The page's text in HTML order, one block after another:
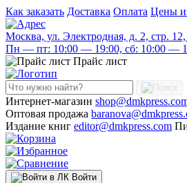
Как заказать Доставка Оплата Цены
Москва, ул. Электродная, д. 2, стр.
Пн — пт: 10:00 — 19:00, сб: 10:00 —
Прайс лист
Интернет-магазин
Оптовая продажа
Издание книг editor@dmkpress.com
Войти